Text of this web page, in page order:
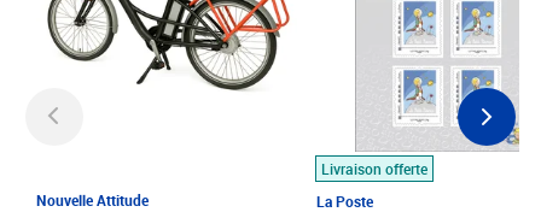
Nouvelle Attitude
Livraison offerte
La Poste